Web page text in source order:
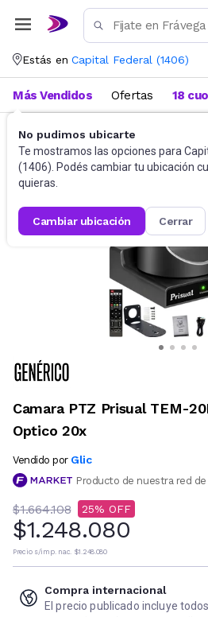
Estás en Capital Federal (1406)
No pudimos ubicarte
Te mostramos las opciones para
(1406). Podés cambiar tu ubicación
quieras.
cambiar ubicación cerrar
Más Vendidos Ofertas 18
Cámaras y Video Cámaras
Camara PTZ Prisual TEM-
Optico 20x
Vendido por Glic
Producto de nuestra red
$1.664.108 25
$1.248.080
Precio s/imp. nac. $1.248.080
Compra internacional
El precio publicado incluye